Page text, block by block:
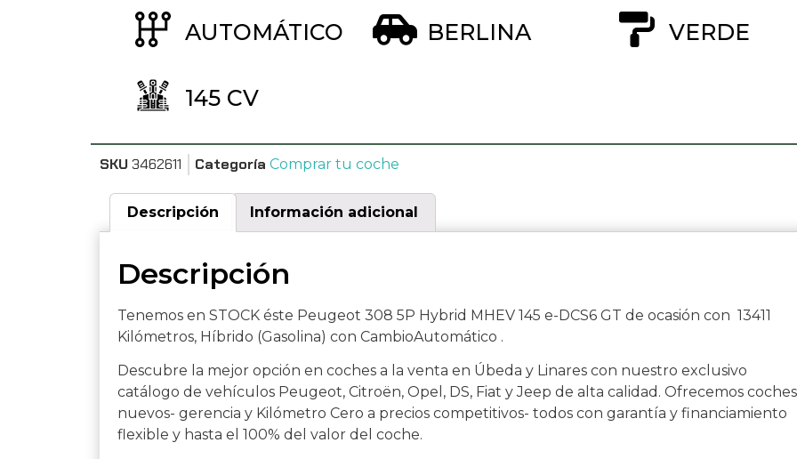
AUTOMÁTICO BERLINA VERDE
145 CV
SKU 3462611 Categoría Comprar tu coche
Descripción Información adicional
Descripción
Tenemos en STOCK éste Peugeot 308 5P Hybrid MHEV 145 e-DCS6 GT de ocasión con 13411
Kilómetros, Híbrido (Gasolina) con CambioAutomático .
Descubre la mejor opción en coches a la venta en Úbeda y Linares con nuestro exclusivo
catálogo de vehículos Peugeot, Citroën, Opel, DS, Fiat y Jeep de alta calidad. Ofrecemos coches
nuevos- gerencia y Kilómetro Cero a precios competitivos- todos con garantía y financiamiento
flexible y hasta el 100% del valor del coche.